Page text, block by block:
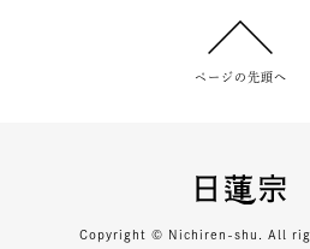
ページの先頭へ
Copyright © Nichiren-shu. All